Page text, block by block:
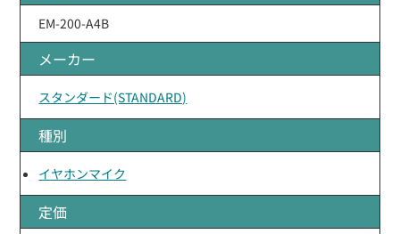
EM-200-A4B
メーカー
スタンダード(STANDARD)
種別
イヤホンマイク
定価